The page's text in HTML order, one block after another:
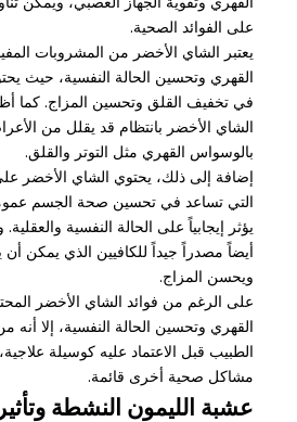
على الفوائد الصحية.
يعتبر الشاي الأخضر من المشروبات
القهري وتحسين الحالة النفسية، حيث
في تخفيف القلق وتحسين المزاج. كما
الشاي الأخضر بانتظام قد يقلل من
بالوسواس القهري مثل التوتر والقلق.
إضافة إلى ذلك، يحتوي الشاي الأخضر
التي تساعد في تحسين صحة الجسم
يؤثر إيجابياً على الحالة النفسية
أيضاً مصدراً جيداً للكافيين الذي يمكن أن
ويحسن المزاج.
على الرغم من فوائد الشاي الأخضر
القهري وتحسين الحالة النفسية، إلا أنه
الطبيب قبل الاعتماد عليه كوسيلة
مشاكل صحية أخرى قائمة.
عشبة الليمون النشطة